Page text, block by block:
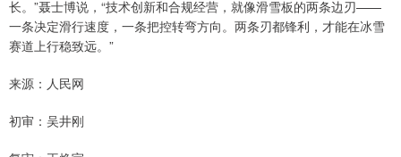
长。”聂士博说，“技术创新和合规经营，就像滑雪板的两条边刃——
一条决定滑行速度，一条把控转弯方向。两条刃都锋利，才能在冰雪
赛道上行稳致远。”
来源：人民网
初审：吴井刚